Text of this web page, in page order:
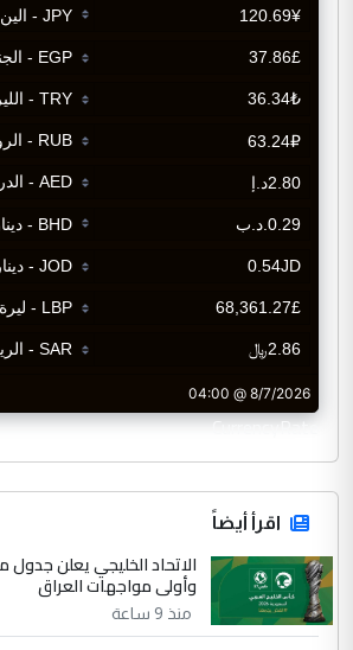
CurrencyRate
اقرأ أيضاً
وأولى مواجهات العراق
منذ 9 ساعة